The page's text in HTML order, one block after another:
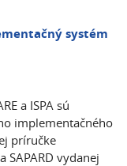
systém
a ISPA sú
implementačného
príručke
SAPARD vydanej